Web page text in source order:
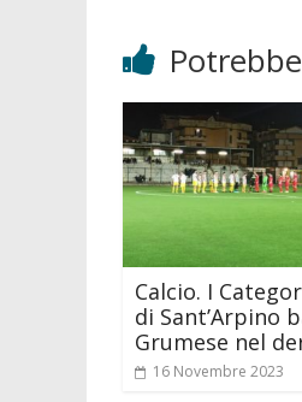
Calcio. I
di Sant’Arpino
Grumese nel
16 Novembre 2023